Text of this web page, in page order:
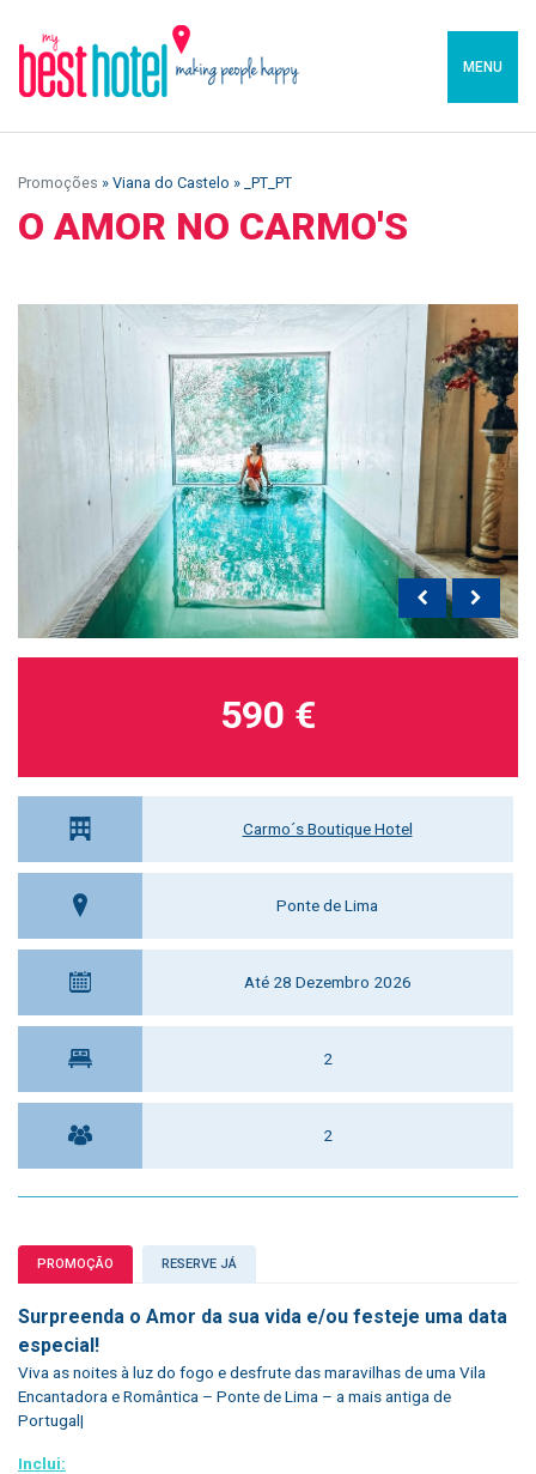
MENU
Promoções » Viana do Castelo » _PT_PT
O AMOR NO CARMO'S
Carmo´s Boutique Hotel
Ponte de Lima
Até 28 Dezembro 2026
2
2
590 €
PROMOÇÃO RESERVE JÁ
Surpreenda o Amor da sua vida e/ou festeje uma data
especial!
Viva as noites à luz do fogo e desfrute das maravilhas de uma Vila
Encantadora e Romântica – Ponte de Lima – a mais antiga de
Portugal|
Inclui: